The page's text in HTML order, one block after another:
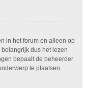
in het forum en alleen op
dus het lezen
bepaalt de beheerder
te plaatsen.